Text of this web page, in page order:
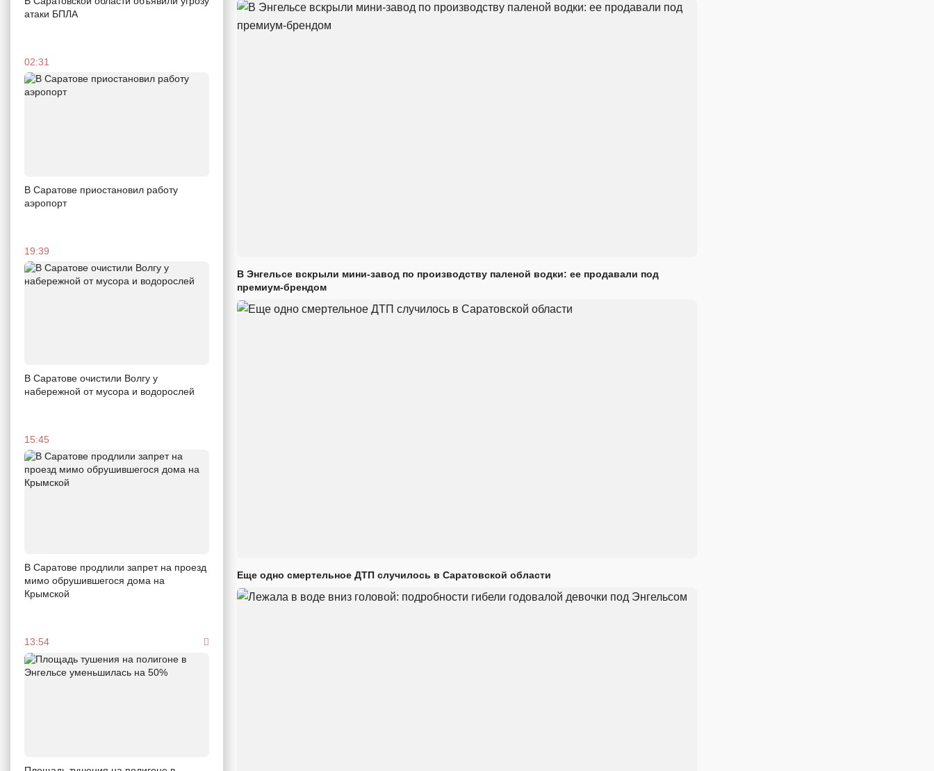
атаки БПЛА
02:31
В Саратове приостановил работу
аэропорт
19:39
В Саратове очистили Волгу у
набережной от мусора и водорослей
15:45
В Саратове продлили запрет на проезд
мимо обрушившегося дома на
Крымской
13:54
В Энгельсе вскрыли мини-завод по производству паленой водки: ее продавали под
премиум-брендом
Еще одно смертельное ДТП случилось в Саратовской области